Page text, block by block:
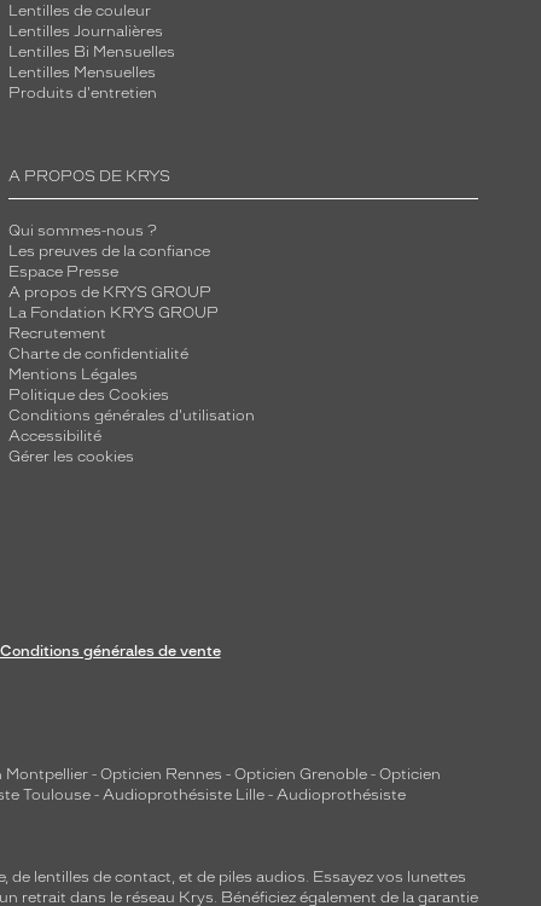
Lentilles de couleur
Lentilles Journalières
Lentilles Bi Mensuelles
Lentilles Mensuelles
Produits d'entretien
A PROPOS DE KRYS
Qui sommes-nous ?
Les preuves de la confiance
Espace Presse
A propos de KRYS GROUP
La Fondation KRYS GROUP
Recrutement
Charte de confidentialité
Mentions Légales
Politique des Cookies
Conditions générales d'utilisation
Accessibilité
Gérer les cookies
Conditions générales de vente
Montpellier - Opticien Rennes - Opticien Grenoble - Opticien
Toulouse - Audioprothésiste Lille - Audioprothésiste
de lentilles de contact, et de piles audios. Essayez vos lunettes
retrait dans le réseau Krys. Bénéficiez également de la garantie